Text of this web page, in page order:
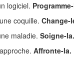
logiciel.
coquille. Change-
maladie. Soigne-la.
Affronte-la.